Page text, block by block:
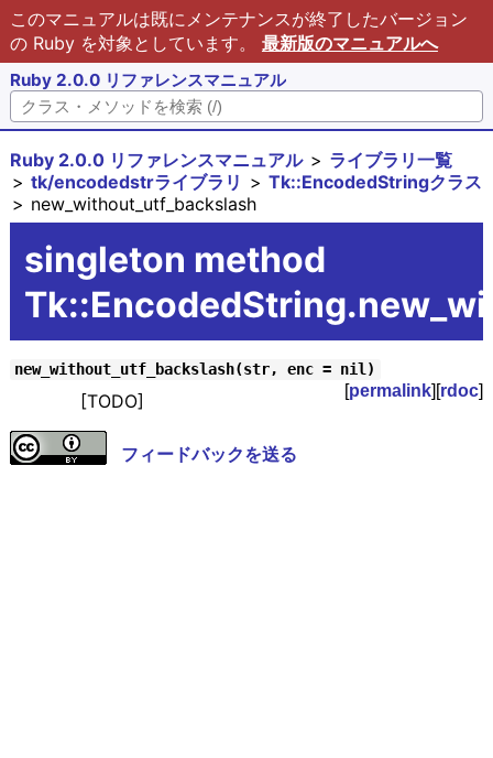
このマニュアルは既にメンテナンスが終了したバージョン
の Ruby を対象としています。 最新版のマニュアルへ
Ruby 2.0.0 リファレンスマニュアル
Ruby 2.0.0 リファレンスマニュアル
ライブラリ一覧
tk/encodedstrライブラリ
Tk::EncodedStringクラス
new_without_utf_backslash
singleton method
new_without_utf_backslash(str, enc = nil)
[permalink][rdoc]
[TODO]
フィードバックを送る